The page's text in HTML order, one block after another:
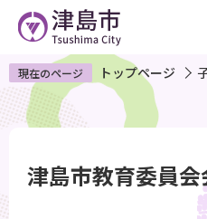
ペ
ー
ジ
で
現在のページ トップページ
津島市教育委員会